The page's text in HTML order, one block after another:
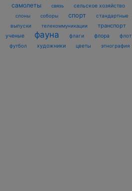
самолеты связь сельское хозяйство
слоны соборы спорт
стандартные
выпуски
телекоммуникации транспорт
ученые фауна флаги флора
флот
футбол
художники цветы этнография